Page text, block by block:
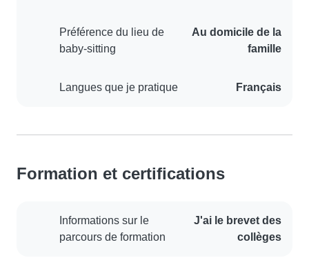
Préférence du lieu de
baby-sitting
Au domicile de la
famille
Langues que je pratique Français
Formation et certifications
Informations sur le
parcours de formation
J'ai le brevet des
collèges